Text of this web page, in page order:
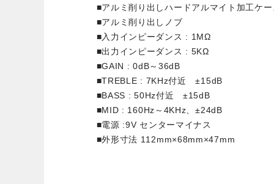
■アルミ削り出しハードアルマイト加工ケ
■アルミ削り出しノブ
■入力インピーダンス : 1MΩ
■出力インピーダンス : 5KΩ
■GAIN : 0dB～36dB
■TREBLE : 7KHz付近 ±15dB
■BASS : 50Hz付近 ±15dB
■MID : 160Hz～4KHz、±24dB
■電源 :9V センターマイナス
■外形寸法 112mm×68mm×47mm